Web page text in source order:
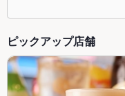
ピックアップ店舗